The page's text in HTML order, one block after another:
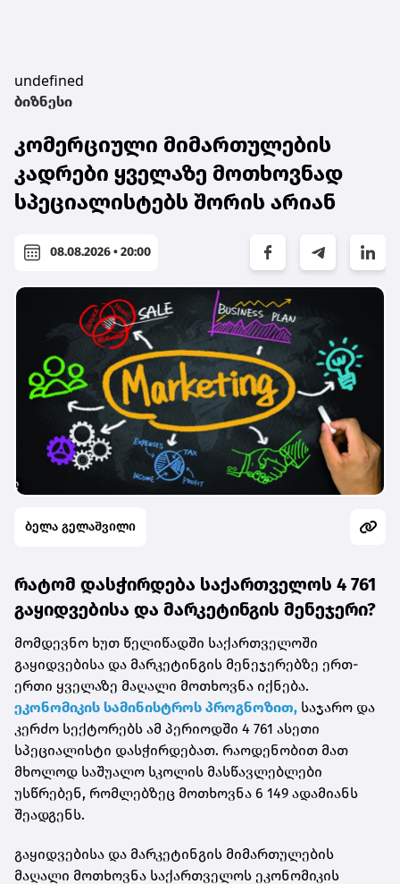
undefined
ბიზნესი
კომერციული მიმართულების
კადრები ყველაზე მოთხოვნად
სპეციალისტებს შორის არიან
08.08.2026 • 20:00
ბელა გელაშვილი
რატომ დასჭირდება საქართველოს 4 761
გაყიდვებისა და მარკეტინგის მენეჯერი?
მომდევნო ხუთ წელიწადში საქართველოში
გაყიდვებისა და მარკეტინგის მენეჯერებზე ერთ-
ერთი ყველაზე მაღალი მოთხოვნა იქნება.
ეკონომიკის სამინისტროს პროგნოზით, საჯარო და
კერძო სექტორებს ამ პერიოდში 4 761 ასეთი
სპეციალისტი დასჭირდებათ. რაოდენობით მათ
მხოლოდ საშუალო სკოლის მასწავლებლები
უსწრებენ, რომლებზეც მოთხოვნა 6 149 ადამიანს
შეადგენს.
გაყიდვებისა და მარკეტინგის მიმართულების
მაღალი მოთხოვნა საქართველოს ეკონომიკის